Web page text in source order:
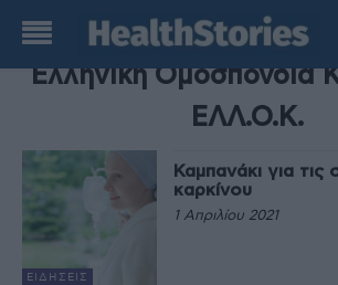
TAG
Ελληνική Ομοσπονδία
ΕΛΛ.Ο.Κ.
ΕΙΔΉΣΕΙΣ
Καμπανάκι για
καρκίνου
1 Απριλίου 2021